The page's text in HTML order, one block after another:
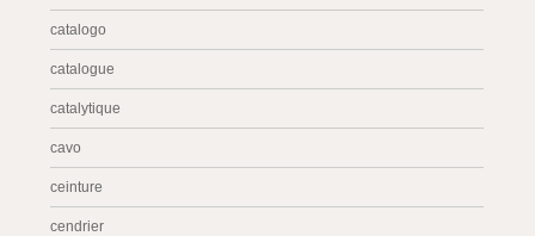
catalogo
catalogue
catalytique
cavo
ceinture
cendrier